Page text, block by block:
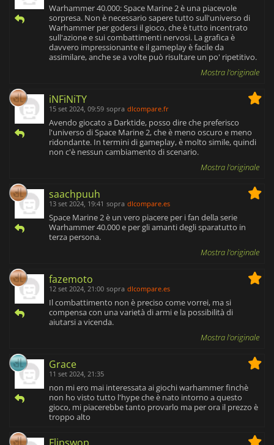
Warhammer 40.000: Space Marine 2 è una piacevole
sorpresa. Non è necessario sapere tutto sull'universo di
Warhammer per godersi il gioco, che è tutto incentrato
sull'azione e sui combattimenti nervosi. La grafica è
davvero impressionante e il gameplay è facile da
assimilare, anche se a volte può risultare un po' ripetitivo.
Mostra l'originale
iNFiNiTY
15 set 2024, 09:59 sopra dlcompare.fr
Avendo giocato a Darktide, posso dire che preferisco
l'universo di Space Marine 2, che è meno oscuro e meno
ridondante. In termini di gameplay, è molto simile, quindi
non c'è nessun cambiamento di scenario.
Mostra l'originale
saachpuuh
13 set 2024, 19:41 sopra dlcompare.es
Space Marine 2 è un vero piacere per i fan della serie
Warhammer 40.000 e per gli amanti degli sparatutto in
terza persona.
Mostra l'originale
fazemoto
12 set 2024, 21:00 sopra dlcompare.es
Il combattimento non è preciso come vorrei, ma si
compensa con una varietà di armi e la possibilità di
aiutarsi a vicenda.
Mostra l'originale
Grace
11 set 2024, 21:35
non mi ero mai interessata ai giochi warhammer finchè
non ho visto tutto l'hype che è nato intorno a questo
gioco, mi piacerebbe tanto provarlo ma per ora il prezzo è
troppo alto